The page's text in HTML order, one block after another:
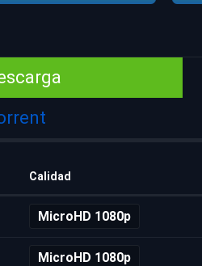
Calidad
MicroHD 1080p
MicroHD 1080p